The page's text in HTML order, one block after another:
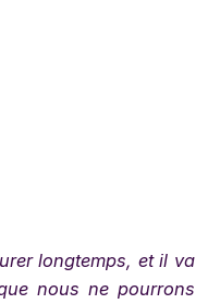
longtemps, et il va
nous ne pourrons